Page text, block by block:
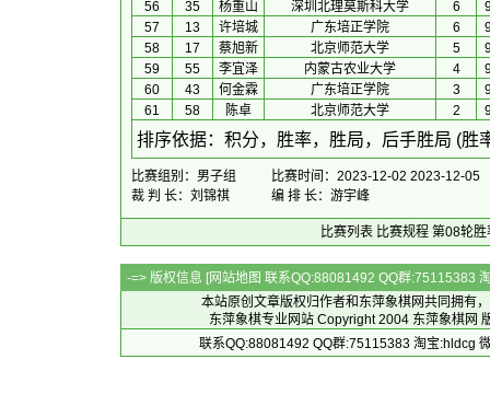
56
35 杨重山 深圳北理莫斯科大学 6
57
13 许培城 广东培正学院 6
58
17 蔡旭新 北京师范大学 5
59
55 李宜泽 内蒙古农业大学 4
60
43 何金霖 广东培正学院 3
61
58 陈卓 北京师范大学 2
排序依据：积分，胜率，胜局，后手胜局 (胜
比赛组别：男子组
比赛时间：2023-12-02 2023-12-05
裁 判 长：刘锦祺
编 排 长：游宇峰
比赛列表 比赛规程 第08轮胜
-=> 版权信息 [网站地图 联系QQ:88081492 QQ群:75115383
本站原创文章版权归作者和 东萍象棋网共同拥有
东萍象棋专业网站 Copyright 2004 东萍象棋网
联系QQ:88081492 QQ群:75115383 淘宝:hldcg